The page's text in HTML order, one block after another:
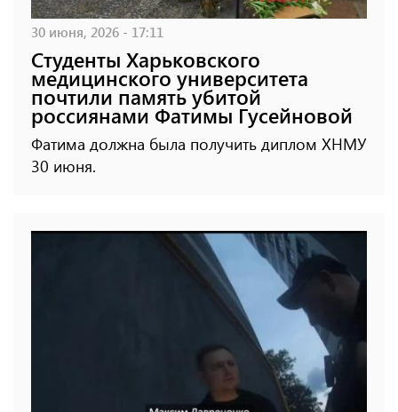
30 июня, 2026 - 17:11
Студенты Харьковского
медицинского университета
почтили память убитой
россиянами Фатимы Гусейновой
Фатима должна была получить диплом ХНМУ
30 июня.